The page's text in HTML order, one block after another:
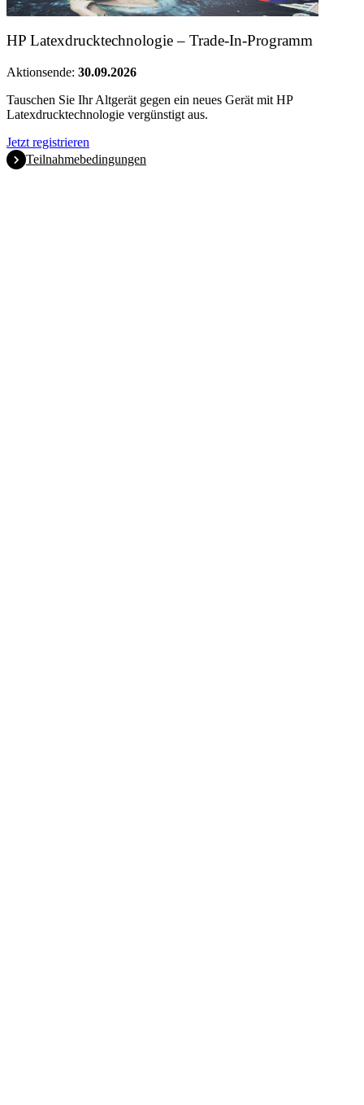
HP Latexdrucktechnologie – Trade-In-Programm
Aktionsende: 30.09.2026
Tauschen Sie Ihr Altgerät gegen ein neues Gerät mit HP
Latexdrucktechnologie vergünstigt aus.
Jetzt registrieren
Teilnahmebedingungen